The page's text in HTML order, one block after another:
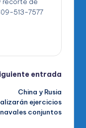
513-7577
entrada
China y Rusia
ejercicios
navales conjuntos